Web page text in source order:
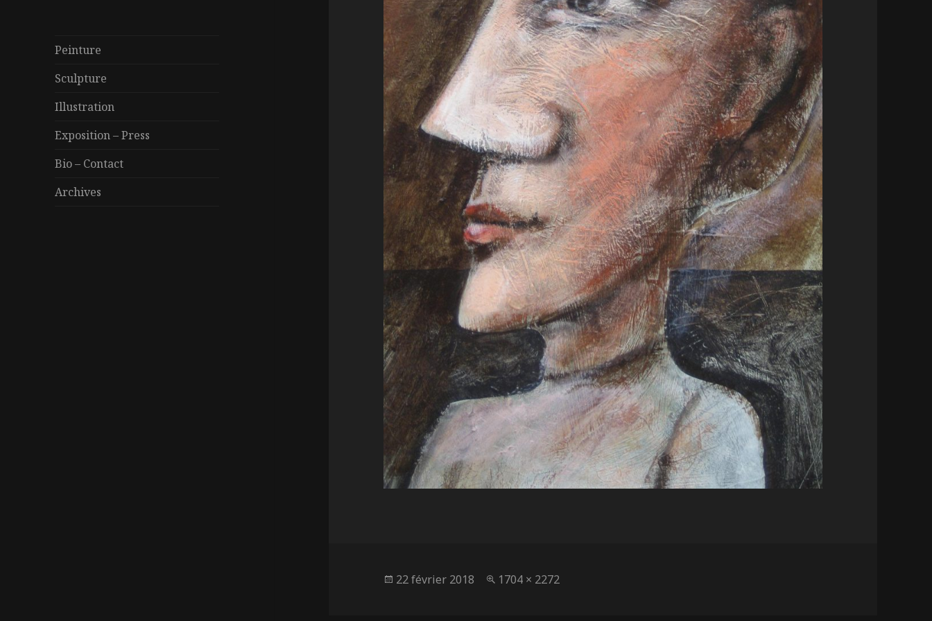
Peinture
Sculpture
Illustration
Exposition – Press
Bio – Contact
Archives
Publié
22 février 2018
Taille
1704 × 2272